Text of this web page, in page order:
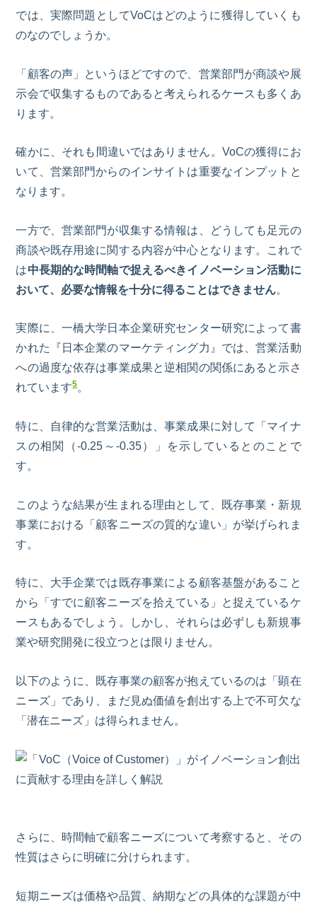
では、実際問題としてVoCはどのように獲得していくも
のなのでしょうか。
「顧客の声」というほどですので、営業部門が商談や展
示会で収集するものであると考えられるケースも多くあ
ります。
確かに、それも間違いではありません。 VoCの獲得にお
いて、営業部門からのインサイトは重要なインプットと
なります。
一方で、営業部門が収集する情報は、どうしても足元の
商談や既存用途に関する内容が中心となります。これで
は中長期的な時間軸で捉えるべきイノベーション活動に
おいて、必要な情報を十分に得ることはできません。
実際に、一橋大学日本企業研究センター研究によって書
かれた『日本企業のマーケティング力』では、営業活動
への過度な依存は事業成果と逆相関の関係にあると示さ
れています5。
特に、自律的な営業活動は、事業成果に対して「マイナ
スの相関（-0.25～-0.35）」を示しているとのことで
す。
このような結果が生まれる理由として、既存事業・新規
事業における「顧客ニーズの質的な違い」が挙げられま
す。
特に、大手企業では既存事業による顧客基盤があること
から「すでに顧客ニーズを拾えている」と捉えているケ
ースもあるでしょう。しかし、それらは必ずしも新規事
業や研究開発に役立つとは限りません。
以下のように、既存事業の顧客が抱えているのは「顕在
ニーズ」であり、まだ見ぬ価値を創出する上で不可欠な
「潜在ニーズ」は得られません。
さらに、時間軸で顧客ニーズについて考察すると、その
性質はさらに明確に分けられます。
短期ニーズは価格や品質、納期などの具体的な課題が中